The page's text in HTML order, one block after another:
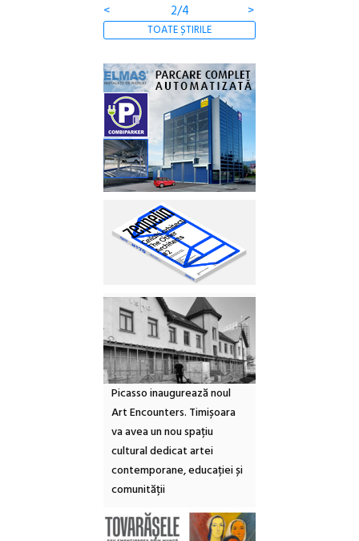
<
2/4 >
TOATE ȘTIRILE
Picasso inaugurează noul
Art Encounters. Timișoara
va avea un nou spațiu
cultural dedicat artei
contemporane, educației și
comunității